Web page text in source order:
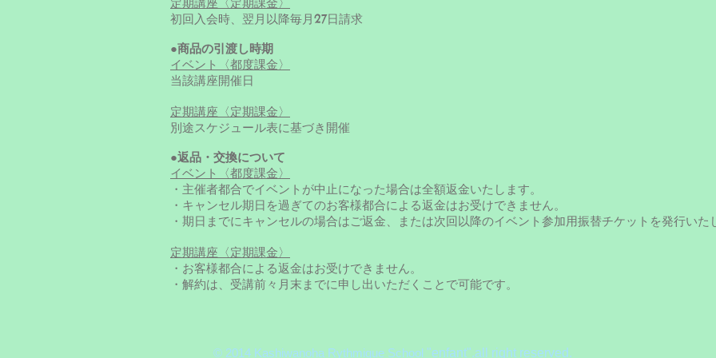
初回入会時、翌月以降毎月27日請求
●商品の引渡し時期
イベント〈都度課金〉
当該講座開催日
定期講座〈定期課金〉
別途スケジュール表に基づき開催
●返品・交換について
イベント〈都度課金〉
・主催者都合でイベントが中止になった場合は全額返金いたします。
・キャンセル期日を過ぎてのお客様都合による返金はお受けできません。
・期日までにキャンセルの場合はご返金、または次回以降のイベント参加用振替チケットを発行いた
定期講座〈定期課金〉
・お客様都合による返金はお受けできません。
・解約は、受講前々月末までに申し出いただくことで可能です。
© 2014 Kashiwanoha Rythmique School "enfant".all right reserved.